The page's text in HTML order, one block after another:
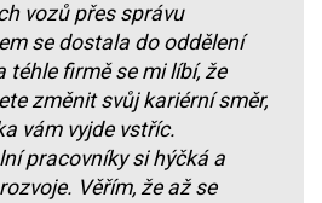
vozů přes správu
se dostala do oddělení
téhle firmě se mi líbí, že
změnit svůj kariérní směr,
vám vyjde vstříc.
pracovníky si hýčká a
Věřím, že až se